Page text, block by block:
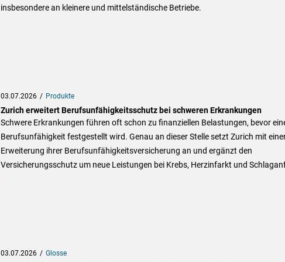
insbesondere an kleinere und mittelständische Betriebe.
03.07.2026 Produkte
Zurich erweitert Berufsunfähigkeitsschutz bei schweren Erkrankungen
Schwere Erkrankungen führen oft schon zu finanziellen Belastungen, bevor
Berufsunfähigkeit festgestellt wird. Genau an dieser Stelle setzt Zurich mit
Erweiterung ihrer Berufsunfähigkeitsversicherung an und ergänzt den
Versicherungsschutz um neue Leistungen bei Krebs, Herzinfarkt und
03.07.2026 Glosse